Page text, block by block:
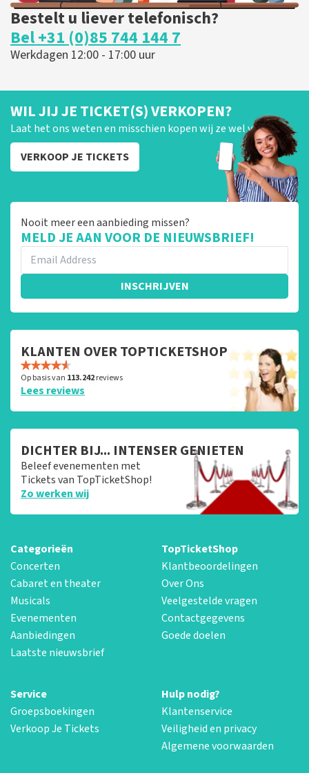
Bestelt u liever telefonisch?
Bel +31 (0)85 744 144 7
Werkdagen 12:00 - 17:00 uur
WIL JIJ JE TICKET(S) VERKOPEN?
Laat het ons weten en misschien kopen wij ze wel van je!
VERKOOP JE TICKETS
Nooit meer een aanbieding missen?
MELD JE AAN VOOR DE NIEUWSBRIEF!
INSCHRIJVEN
KLANTEN OVER TOPTICKETSHOP
Op basis van 113.242reviews
Lees reviews
DICHTER BIJ... INTENSER GENIETEN
Beleef evenementen met
Tickets van TopTicketShop!
Zo werken wij
Categorieën
Concerten
Cabaret en theater
Musicals
Evenementen
Aanbiedingen
Laatste nieuwsbrief
TopTicketShop
Klantbeoordelingen
Over Ons
Veelgestelde vragen
Contactgegevens
Goede doelen
Service
Groepsboekingen
Verkoop Je Tickets
Hulp nodig?
Klantenservice
Veiligheid en privacy
Algemene voorwaarden